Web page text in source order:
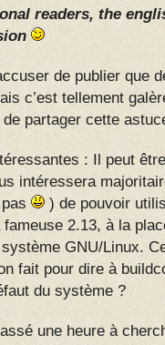
readers, the
de publier que
c’est tellement
de partager cette
: Il peut
intéressera
) de pouvoir
2.13, à la
GNU/Linux.
fait pour dire à
du système ?
une heure à